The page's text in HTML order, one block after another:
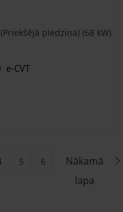
piedziņa) (68 kW)
e-CVT
Nākamā
lapa
5
6